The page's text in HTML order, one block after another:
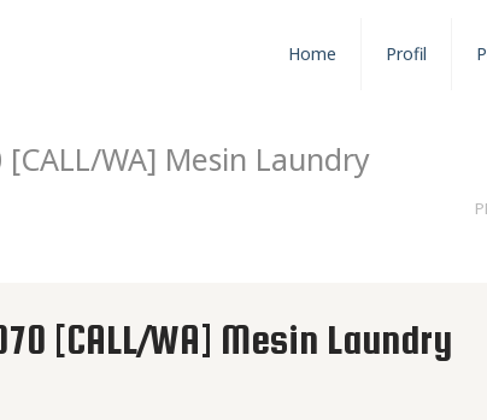
Home Profil
WA] Mesin Laundry
[CALL/WA] Mesin Laundry